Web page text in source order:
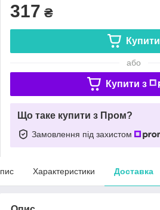
317 ₴
Купити
або
Купити з
Що таке купити з Пром?
Замовлення під захистом
Характеристики Доставка